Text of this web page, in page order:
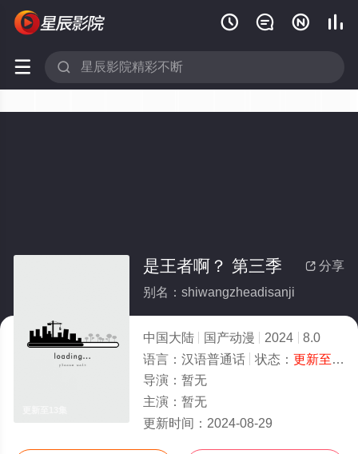
   
 
 分享
是王者啊？ 第三季
别名：shiwangzheadisanji
中国大陆 国产动漫 2024
8.0
语言： 汉语普通话 状态： 更新至13集
导演： 暂无
主演： 暂无
更新时间： 2024-08-29